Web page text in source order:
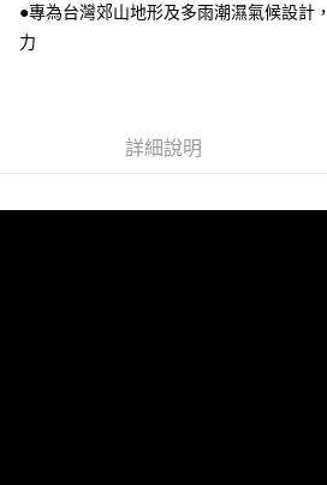
●專為台灣郊山地形及多雨潮濕氣候設計
力
詳細說明